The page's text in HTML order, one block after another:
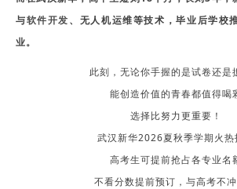
与软件开发 、无人机运维等技术，毕业后学校
业。
此刻，无论你手握的是试卷还是
能创造价值的青春都值得喝
选择比努力更重要！
武汉新华2026夏秋季学期火热
高考生可提前抢占各专业名
不看分数提前预订，与高考不冲